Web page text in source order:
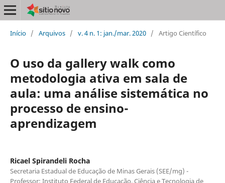
Início / Arquivos / v. 4 n. 1: jan./mar. 2020 / Artigo Científico
O uso da gallery walk como
metodologia ativa em sala de
aula: uma análise sistemática no
processo de ensino-
aprendizagem
Ricael Spirandeli Rocha
Secretaria Estadual de Educação de Minas Gerais (SEE/mg) -
Professor; Instituto Federal de Educação, Ciência e Tecnologia de